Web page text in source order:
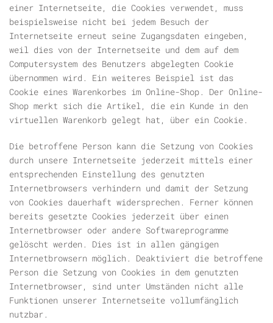
einer Internetseite, die Cookies verwendet, muss
beispielsweise nicht bei jedem Besuch der
Internetseite erneut seine Zugangsdaten eingeben,
weil dies von der Internetseite und dem auf dem
Computersystem des Benutzers abgelegten Cookie
übernommen wird. Ein weiteres Beispiel ist das
Cookie eines Warenkorbes im Online-Shop. Der Online-
Shop merkt sich die Artikel, die ein Kunde in den
virtuellen Warenkorb gelegt hat, über ein Cookie.
Die betroffene Person kann die Setzung von Cookies
durch unsere Internetseite jederzeit mittels einer
entsprechenden Einstellung des genutzten
Internetbrowsers verhindern und damit der Setzung
von Cookies dauerhaft widersprechen. Ferner können
bereits gesetzte Cookies jederzeit über einen
Internetbrowser oder andere Softwareprogramme
gelöscht werden. Dies ist in allen gängigen
Internetbrowsern möglich. Deaktiviert die betroffene
Person die Setzung von Cookies in dem genutzten
Internetbrowser, sind unter Umständen nicht alle
Funktionen unserer Internetseite vollumfänglich
nutzbar.